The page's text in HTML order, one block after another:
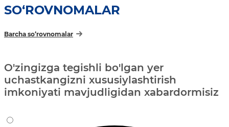
SO‘ROVNOMALAR
Barcha so‘rovnomalar
O'zingizga tegishli bo'lgan yer
uchastkangizni xususiylashtirish
imkoniyati mavjudligidan xabardormisiz